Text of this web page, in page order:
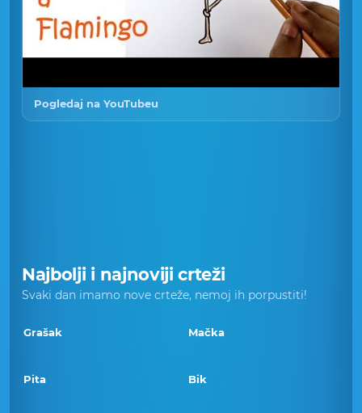
Pogledaj na YouTubeu
Najbolji i najnoviji crteži
Svaki dan imamo nove crteže, nemoj ih porpustiti!
Grašak Mačka
Pita Bik